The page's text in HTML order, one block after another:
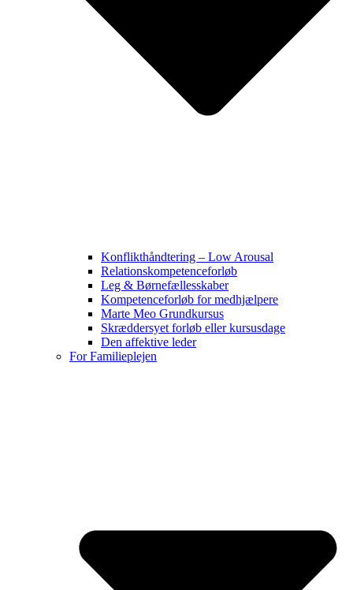
Konflikthåndtering – Low Arousal
Relationskompetenceforløb
Leg & Børnefællesskaber
Kompetenceforløb for medhjælpere
Marte Meo Grundkursus
Skræddersyet forløb eller kursusdage
Den affektive leder
For Familieplejen